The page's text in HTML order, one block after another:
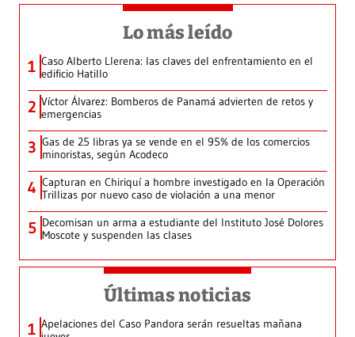
Lo más leído
1 Caso Alberto Llerena: las claves del enfrentamiento en el
edificio Hatillo
2 Víctor Álvarez: Bomberos de Panamá advierten de retos y
emergencias
3 Gas de 25 libras ya se vende en el 95% de los comercios
minoristas, según Acodeco
4 Capturan en Chiriquí a hombre investigado en la Operación
Trillizas por nuevo caso de violación a una menor
5 Decomisan un arma a estudiante del Instituto José Dolores
Moscote y suspenden las clases
Últimas noticias
1 Apelaciones del Caso Pandora serán resueltas mañana